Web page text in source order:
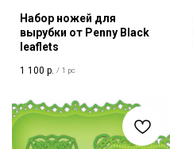
Набор ножей для
вырубки от Penny Black
leaflets
1 100 р. / 1 pc